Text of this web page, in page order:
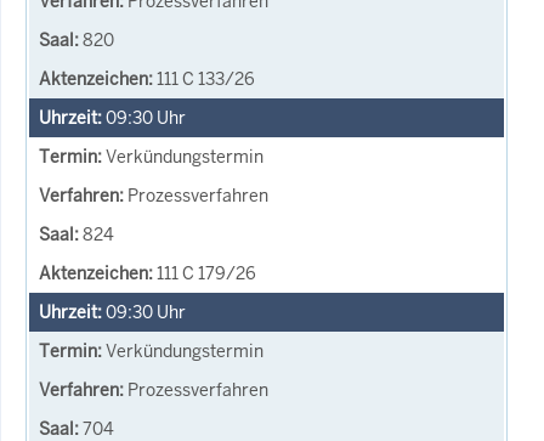
820
111 C 133/26
09:30 Uhr
Verkündungstermin
Prozessverfahren
824
111 C 179/26
09:30 Uhr
Verkündungstermin
Prozessverfahren
704